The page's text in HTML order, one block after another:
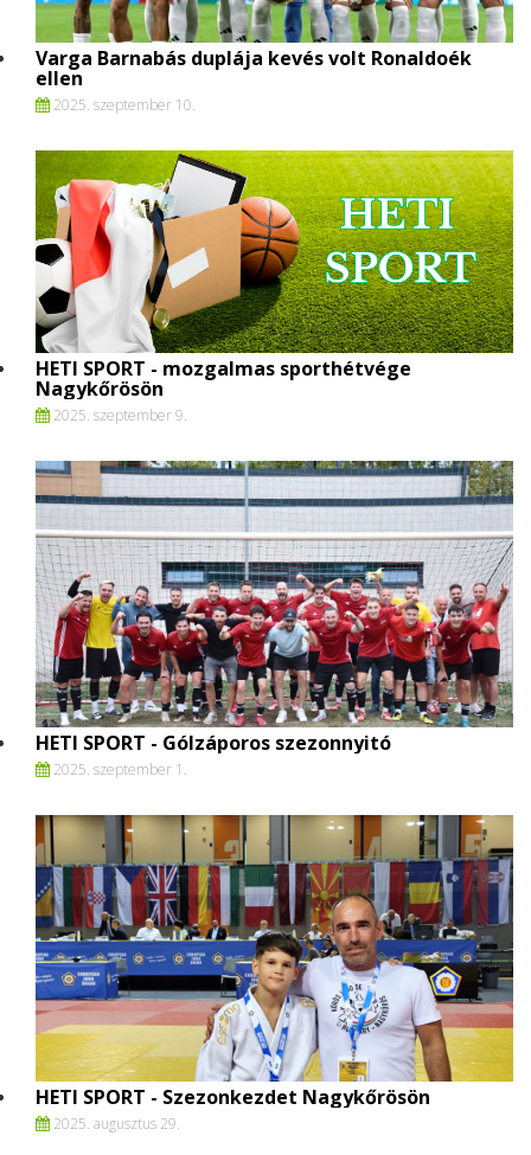
Varga Barnabás duplája kevés volt Ronaldoék
ellen
2025. szeptember 10.
HETI SPORT - mozgalmas sporthétvége
Nagykőrösön
2025. szeptember 9.
HETI SPORT - Gólzáporos szezonnyitó
2025. szeptember 1.
HETI SPORT - Szezonkezdet Nagykőrösön
2025. augusztus 29.